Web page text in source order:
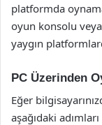
platformda
oyun konsolu
yaygın
PC Üzerinden
Eğer
aşağıdaki